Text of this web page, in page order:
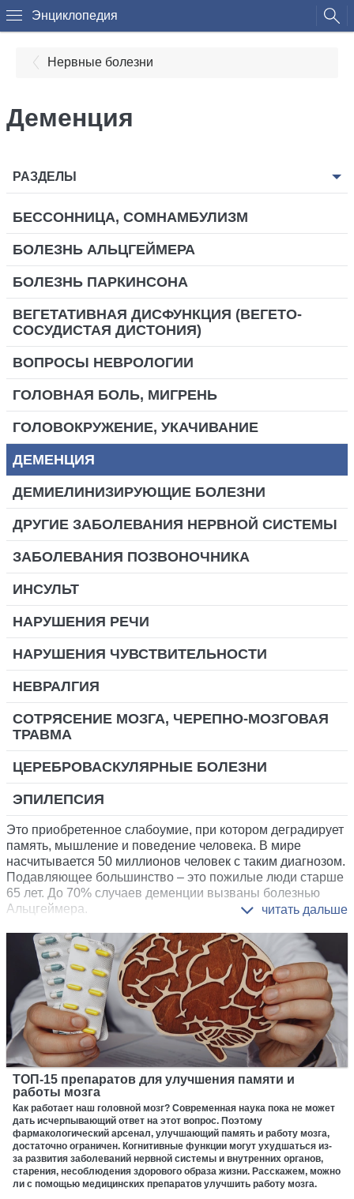
Энциклопедия
Нервные болезни
Деменция
РАЗДЕЛЫ
БЕССОННИЦА, СОМНАМБУЛИЗМ
БОЛЕЗНЬ АЛЬЦГЕЙМЕРА
БОЛЕЗНЬ ПАРКИНСОНА
ВЕГЕТАТИВНАЯ ДИСФУНКЦИЯ (ВЕГЕТО-
СОСУДИСТАЯ ДИСТОНИЯ)
ВОПРОСЫ НЕВРОЛОГИИ
ГОЛОВНАЯ БОЛЬ, МИГРЕНЬ
ГОЛОВОКРУЖЕНИЕ, УКАЧИВАНИЕ
ДЕМЕНЦИЯ
ДЕМИЕЛИНИЗИРУЮЩИЕ БОЛЕЗНИ
ДРУГИЕ ЗАБОЛЕВАНИЯ НЕРВНОЙ СИСТЕМЫ
ЗАБОЛЕВАНИЯ ПОЗВОНОЧНИКА
ИНСУЛЬТ
НАРУШЕНИЯ РЕЧИ
НАРУШЕНИЯ ЧУВСТВИТЕЛЬНОСТИ
НЕВРАЛГИЯ
СОТРЯСЕНИЕ МОЗГА, ЧЕРЕПНО-МОЗГОВАЯ
ТРАВМА
ЦЕРЕБРОВАСКУЛЯРНЫЕ БОЛЕЗНИ
ЭПИЛЕПСИЯ
Это приобретенное слабоумие, при котором деградирует
память, мышление и поведение человека. В мире
насчитывается 50 миллионов человек с таким диагнозом.
Подавляющее большинство – это пожилые люди старше
65 лет. До 70% случаев деменции вызваны болезнью
Альцгеймера.
ТОП-15 препаратов для улучшения памяти и
работы мозга
Как работает наш головной мозг? Современная наука пока не может
дать исчерпывающий ответ на этот вопрос. Поэтому
фармакологический арсенал, улучшающий память и работу мозга,
достаточно ограничен. Когнитивные функции могут ухудшаться из-
за развития заболеваний нервной системы и внутренних органов,
старения, несоблюдения здорового образа жизни. Расскажем, можно
ли с помощью медицинских препаратов улучшить работу мозга.